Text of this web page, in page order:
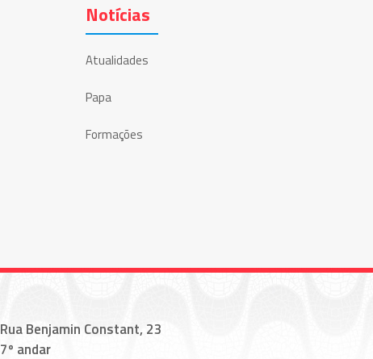
Notícias
Atualidades
Papa
Formações
Rua Benjamin Constant, 23
7º andar